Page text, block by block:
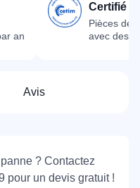
an
Certifié
Pièces
avec des
Avis
? Contactez
pour un devis gratuit !